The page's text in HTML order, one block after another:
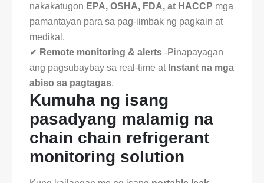
nakakatugon EPA, OSHA, FDA, at HACCP mga
pamantayan para sa pag-iimbak ng pagkain at
medikal.
✔ Remote monitoring & alerts -Pinapayagan
ang pagsubaybay sa real-time at Instant na mga
abiso sa pagtagas.
Kumuha ng isang
pasadyang malamig na
chain chain refrigerant
monitoring solution